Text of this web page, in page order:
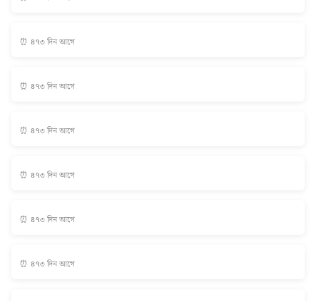
⏰ ৪৭৩ দিন আগে
⏰ ৪৭৩ দিন আগে
⏰ ৪৭৩ দিন আগে
⏰ ৪৭৩ দিন আগে
⏰ ৪৭৩ দিন আগে
⏰ ৪৭৩ দিন আগে